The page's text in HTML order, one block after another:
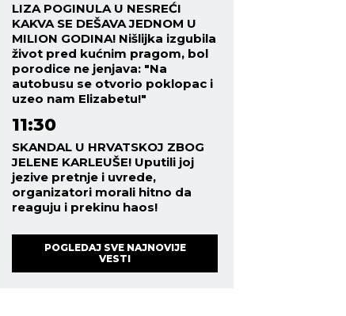
LIZA POGINULA U NESREĆI
KAKVA SE DEŠAVA JEDNOM U
MILION GODINA! Nišlijka izgubila
život pred kućnim pragom, bol
porodice ne jenjava: "Na
autobusu se otvorio poklopac i
uzeo nam Elizabetu!"
11:30
SKANDAL U HRVATSKOJ ZBOG
JELENE KARLEUŠE! Uputili joj
jezive pretnje i uvrede,
organizatori morali hitno da
reaguju i prekinu haos!
POGLEDAJ SVE NAJNOVIJE
VESTI